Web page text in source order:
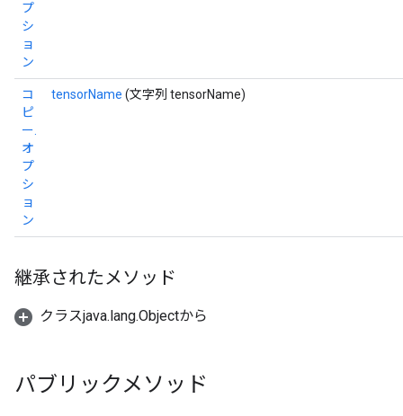
プ
シ
ョ
ン
コ
ピ
ー.
オ
プ
シ
ョ
ン
tensorName (文字列 tensorName)
継承されたメソッド
クラスjava.lang.Objectから
パブリックメソッド